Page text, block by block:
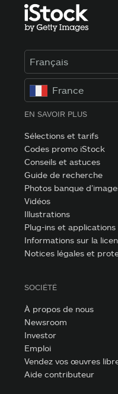
Français
France
EN SAVOIR PLUS
Sélections et tarifs
Codes promo iStock
Conseils et astuces
Guide de recherche
Photos banque
Vidéos
Illustrations
Plug-ins et applications
Informations sur la
Notices légales et
SOCIÉTÉ
À propos de nous
Newsroom
Investor
Emploi
Vendez vos œuvres
Aide contributeur